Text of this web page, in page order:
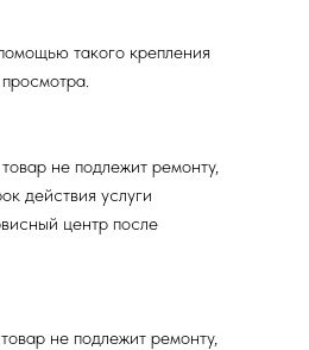
такого крепления
не подлежит ремонту,
действия услуги
центр после
не подлежит ремонту,